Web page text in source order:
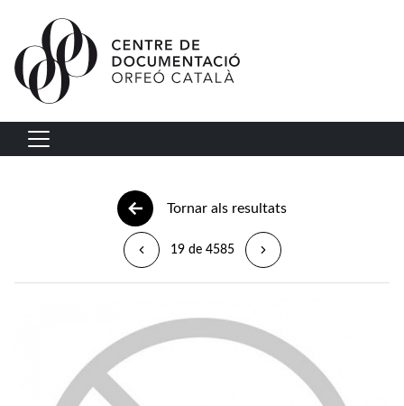
Vés al contingut
Navegació principal
Tornar als resultats
19 de 4585